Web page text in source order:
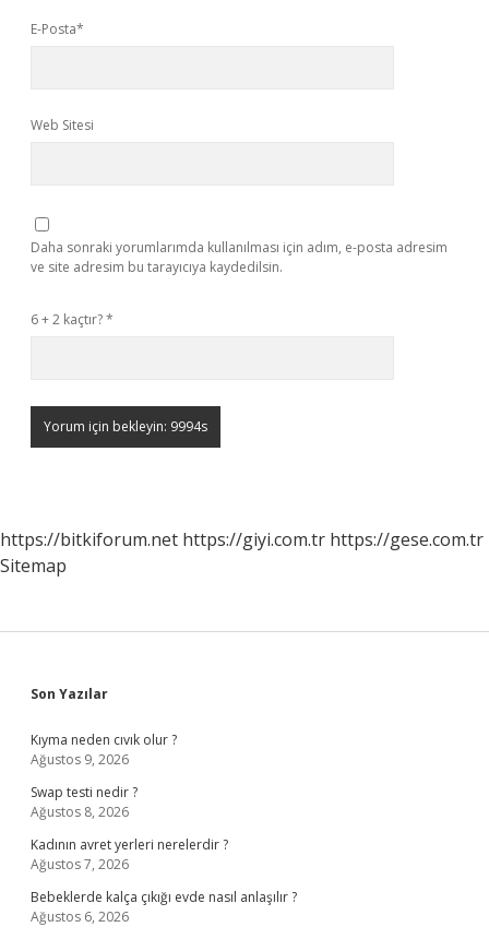
E-Posta*
Web Sitesi
Daha sonraki yorumlarımda kullanılması için adım, e-posta adresim
ve site adresim bu tarayıcıya kaydedilsin.
6 + 2 kaçtır?*
https://bitkiforum.net https://giyi.com.tr https://gese.com.tr
Sitemap
Sidebar
Son Yazılar
Kıyma neden cıvık olur ?
Ağustos 9, 2026
Swap testi nedir ?
Ağustos 8, 2026
Kadının avret yerleri nerelerdir ?
Ağustos 7, 2026
Bebeklerde kalça çıkığı evde nasıl anlaşılır ?
Ağustos 6, 2026